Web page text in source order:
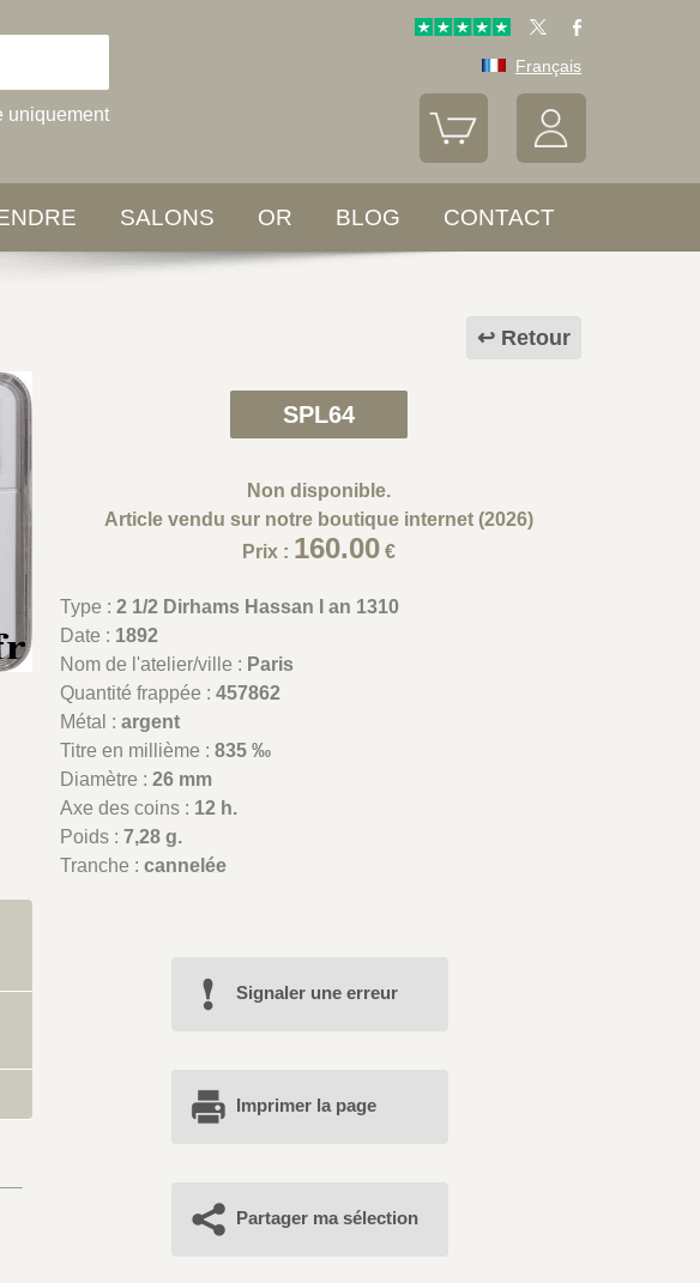
uniquement
Français
SALONS OR BLOG CONTACT
Retour
SPL64
Non disponible.
Article vendu sur notre boutique internet (2026)
Prix : 160.00 €
Type :2 1/2 Dirhams Hassan I an 1310
Date : 1892
Nom de l'atelier/ville : Paris
Quantité frappée :457862
Métal :argent
Titre en millième :835 ‰
Diamètre :26 mm
Axe des coins : 12 h.
Poids :7,28 g.
Tranche :cannelée
Signaler une erreur
Imprimer la page
Partager ma sélection